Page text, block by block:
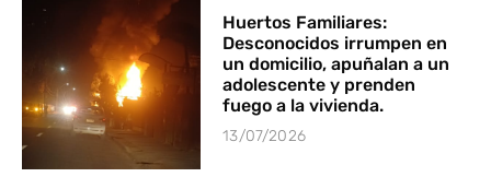
Huertos Familiares:
Desconocidos irrumpen en
un domicilio, apuñalan a un
adolescente y prenden
fuego a la vivienda.
13/07/2026